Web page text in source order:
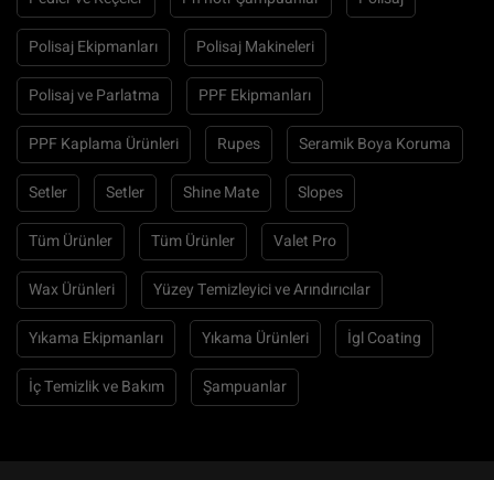
Polisaj Ekipmanları Polisaj Makineleri
Polisaj ve Parlatma PPF Ekipmanları
PPF Kaplama Ürünleri Rupes Seramik Boya Koruma
Setler Setler Shine Mate Slopes
Tüm Ürünler Tüm Ürünler Valet Pro
Wax Ürünleri Yüzey Temizleyici ve Arındırıcılar
Yıkama Ekipmanları Yıkama Ürünleri İgl Coating
İç Temizlik ve Bakım Şampuanlar